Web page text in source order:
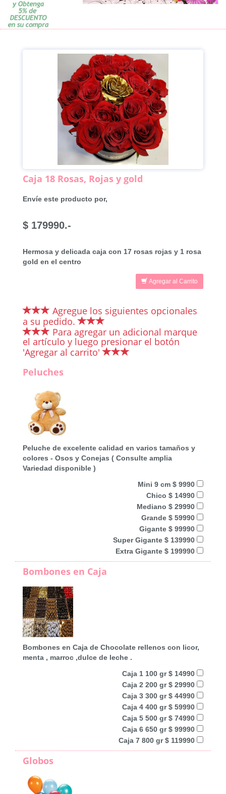
Caja 18 Rosas, Rojas y gold
Envíe este producto por,
$ 179990.-
Hermosa y delicada caja con 17 rosas rojas y 1 rosa
gold en el centro
Agregar al Carrito
Agregue los siguientes opcionales
a su pedido.
Para agregar un adicional marque
el artículo y luego presionar el botón
'Agregar al carrito'
Peluches
Peluche de excelente calidad en varios tamaños y
colores - Osos y Conejas ( Consulte amplia
Variedad disponible )
Mini 9 cm $ 9990
Chico $ 14990
Mediano $ 29990
Grande $ 59990
Gigante $ 99990
Super Gigante $ 139990
Extra Gigante $ 199990
Bombones en Caja
Bombones en Caja de Chocolate rellenos con licor,
menta , marroc ,dulce de leche .
Caja 1 100 gr $ 14990
Caja 2 200 gr $ 29990
Caja 3 300 gr $ 44990
Caja 4 400 gr $ 59990
Caja 5 500 gr $ 74990
Caja 6 650 gr $ 99990
Caja 7 800 gr $ 119990
Globos